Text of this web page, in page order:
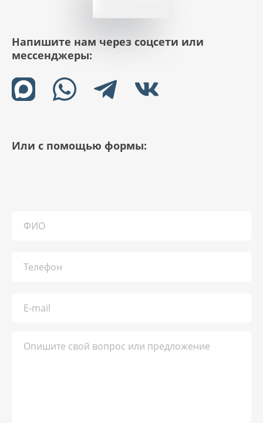
Напишите нам через соцсети или
мессенджеры:
Или с помощью формы: